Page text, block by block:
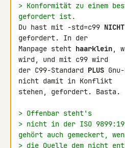
> Konformität zu einem
gefordert ist.
Du hast mit -std=c99 NICHT
gefordert. In der
Manpage steht haarklein,
wird, und mit c99 wird
der C99-Standard PLUS
nicht damit in Konflikt
stehen, gefordert. Basta.
> Offenbar steht's
> nicht in der ISO
gehört auch gemeckert,
> die Quelle dem nicht